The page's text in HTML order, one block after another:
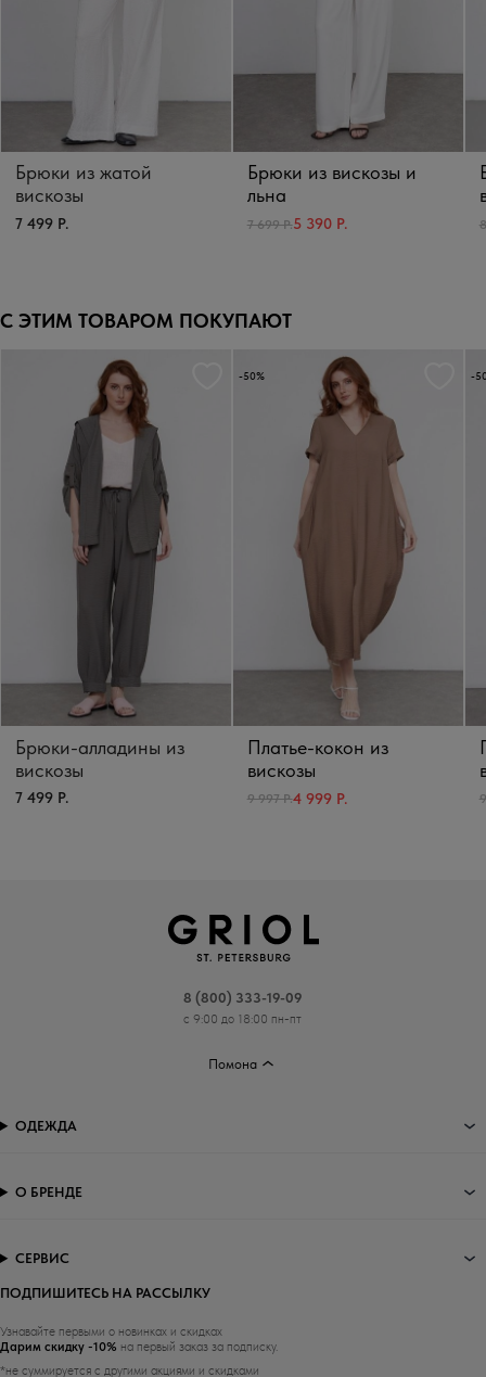
Брюки из жатой
вискозы
7 499 Р.
Брюки из вискозы и
льна
7 699 Р.5 390 Р.
С ЭТИМ ТОВАРОМ ПОКУПАЮТ
Брюки-алладины из
вискозы
7 499 Р.
-50%
Платье-кокон из
вискозы
9 997 Р.4 999 Р.
-
8 (800) 333-19-09
с 9:00 до 18:00 пн-пт
Помона
ПОДПИШИТЕСЬ НА РАССЫЛКУ
Узнавайте первыми о новинках и скидках
Дарим скидку -10% на первый заказ за подписку.
*не суммируется с другими акциями и скидками
ОДЕЖДА
О БРЕНДЕ
СЕРВИС